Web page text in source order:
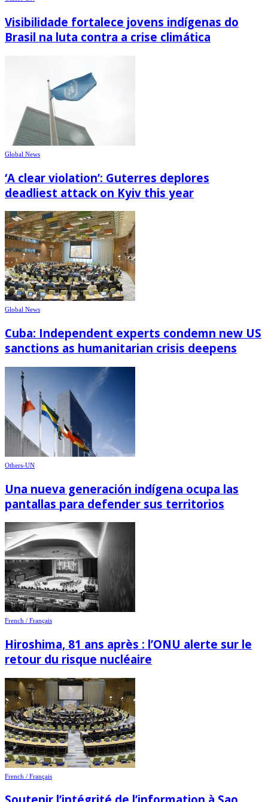
Visibilidade fortalece jovens indígenas do
Brasil na luta contra a crise climática
Global News
‘A clear violation’: Guterres deplores
deadliest attack on Kyiv this year
Global News
Cuba: Independent experts condemn new US
sanctions as humanitarian crisis deepens
Others-UN
Una nueva generación indígena ocupa las
pantallas para defender sus territorios
French / Français
Hiroshima, 81 ans après : l’ONU alerte sur le
retour du risque nucléaire
French / Français